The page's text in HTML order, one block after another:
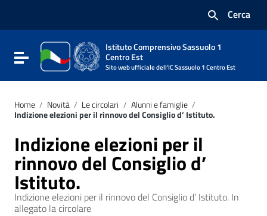
Vai al footer
Cerca
Attiva / disattiva la navigazione
Istituto Comprensivo Sassuolo 1
Centro Est
Sito web ufficiale dell'IC Sassuolo 1 Centro Est
Home / Novità / Le circolari / Alunni e famiglie /
Indizione elezioni per il rinnovo del Consiglio d’ Istituto.
Indizione elezioni per il
rinnovo del Consiglio d’
Istituto.
Indizione elezioni per il rinnovo del Consiglio d’ Istituto. In
allegato la circolare